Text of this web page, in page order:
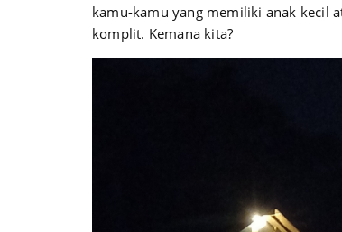
kamu-kamu yang memiliki anak kecil
komplit. Kemana kita?